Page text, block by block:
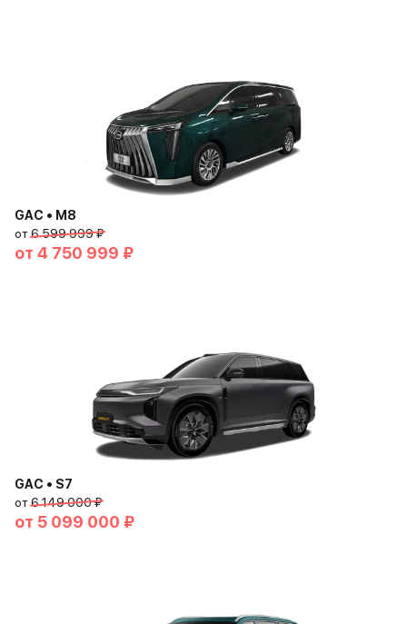
GAC • M8
от6 599 999 ₽
от 4 750 999 ₽
GAC • S7
от6 149 000 ₽
от 5 099 000 ₽